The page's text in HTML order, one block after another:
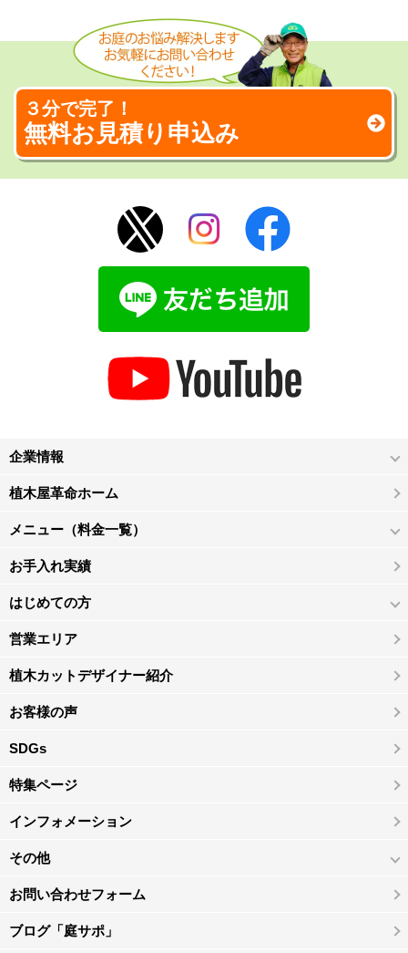
３分で完了！
無料お見積り申込み
企業情報
植木屋革命ホーム
メニュー（料金一覧）
お手入れ実績
はじめての方
営業エリア
植木カットデザイナー紹介
お客様の声
SDGs
特集ページ
インフォメーション
その他
お問い合わせフォーム
ブログ「庭サポ」